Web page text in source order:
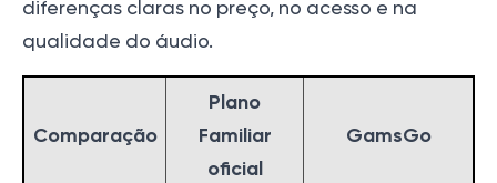
diferenças claras no preço, no acesso e na
qualidade do áudio.
Comparação
Plano
Familiar
oficial
GamsGo